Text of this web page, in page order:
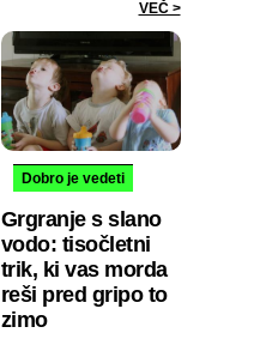
VEČ >
Dobro je vedeti
Grgranje s slano
vodo: tisočletni
trik, ki vas morda
reši pred gripo to
zimo